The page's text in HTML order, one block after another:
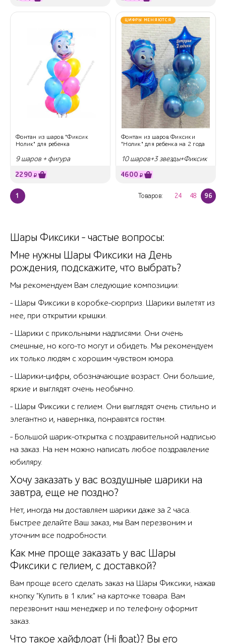
Фонтан из шаров "Фиксик
Нолик" для ребенка
9 шаров + фигура
2290 ₽
ЦИФРЫ МЕНЯЮТСЯ
Фонтан из шаров Фиксики
"Нолик" для ребенка на 2 года
10 шаров+3 звезды+Фиксик
4600 ₽
1 Товаров: 24 48 96
Шары Фиксики - частые вопросы:
Мне нужны Шары Фиксики на День
рождения, подскажите, что выбрать?
Мы рекомендуем Вам следующие композиции:
- Шары Фиксики в коробке-сюрприз. Шарики вылетят из
нее, при открытии крышки.
- Шарики с прикольными надписями. Они очень
смешные, но кого-то могут и обидеть. Мы рекомендуем
их только людям с хорошим чувством юмора.
- Шарики-цифры, обозначающие возраст. Они большие,
яркие и выглядят очень необычно.
- Шары Фиксики с гелием. Они выглядят очень стильно и
элегантно и, наверняка, понравятся гостям.
- Большой шарик-открытка с поздравительной надписью
на заказ. На нем можно написать любое поздравление
юбиляру.
Хочу заказать у вас воздушные шарики на
завтра, еще не поздно?
Нет, иногда мы доставляем шарики даже за 2 часа.
Быстрее делайте Ваш заказ, мы Вам перезвоним и
уточним все подробности.
Как мне проще заказать у вас Шары
Фиксики с гелием, с доставкой?
Вам проще всего сделать заказ на Шары Фиксики, нажав
кнопку "Купить в 1 клик" на карточке товара. Вам
перезвонит наш менеджер и по телефону оформит
заказ.
Что такое хайфлоат (Hi float)? Вы его